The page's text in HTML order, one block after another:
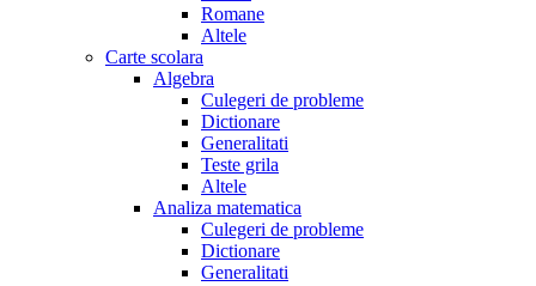
Romane
Altele
Carte scolara
Algebra
Culegeri de probleme
Dictionare
Generalitati
Teste grila
Altele
Analiza matematica
Culegeri de probleme
Dictionare
Generalitati